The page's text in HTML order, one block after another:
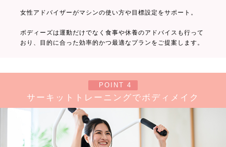
女性アドバイザーがマシンの使い方や目標設定をサポート。
ボディーズは運動だけでなく食事や休養のアドバイスも行って
おり、目的に合った効率的かつ最適なプランをご提案します。
POINT 4
サーキットトレーニングでボディメイク